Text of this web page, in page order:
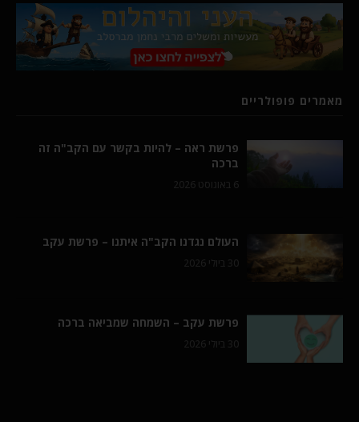
מאמרים פופולריים
פרשת ראה – להיות בקשר עם הקב"ה זה
ברכה
6 באוגוסט 2026
העולם נגדנו הקב"ה איתנו – פרשת עקב
30 ביולי 2026
פרשת עקב – השמחה שמביאה ברכה
30 ביולי 2026